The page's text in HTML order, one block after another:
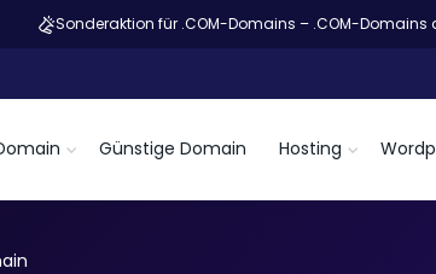
Sonderaktion für .COM-Domains – .COM-Domains
Günstige Domain Hosting